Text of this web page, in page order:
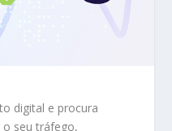
digital e procura
seu tráfego,